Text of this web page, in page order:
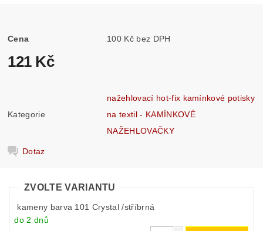
Cena 100 Kč bez DPH
121 Kč
Kategorie
nažehlovací hot-fix kamínkové potisky
na textil - KAMÍNKOVÉ
NAŽEHLOVAČKY
Dotaz
ZVOLTE VARIANTU
kameny barva 101 Crystal /stříbrná
do 2 dnů